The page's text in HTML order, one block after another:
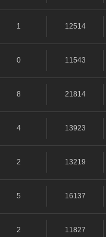
1 12514
0 11543
8 21814
4 13923
2 13219
5 16137
2 11827